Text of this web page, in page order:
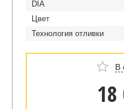
DIA
Цвет
Технология отливки
В
18